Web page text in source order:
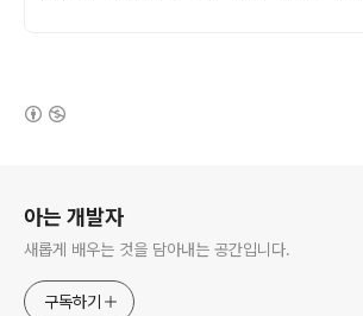
아는 개발자
새롭게 배우는 것을 담아내는 공간입니다.
구독하기